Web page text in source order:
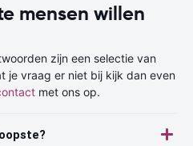
mensen willen
zijn een selectie van
je vraag er niet bij kijk dan even
met ons op.